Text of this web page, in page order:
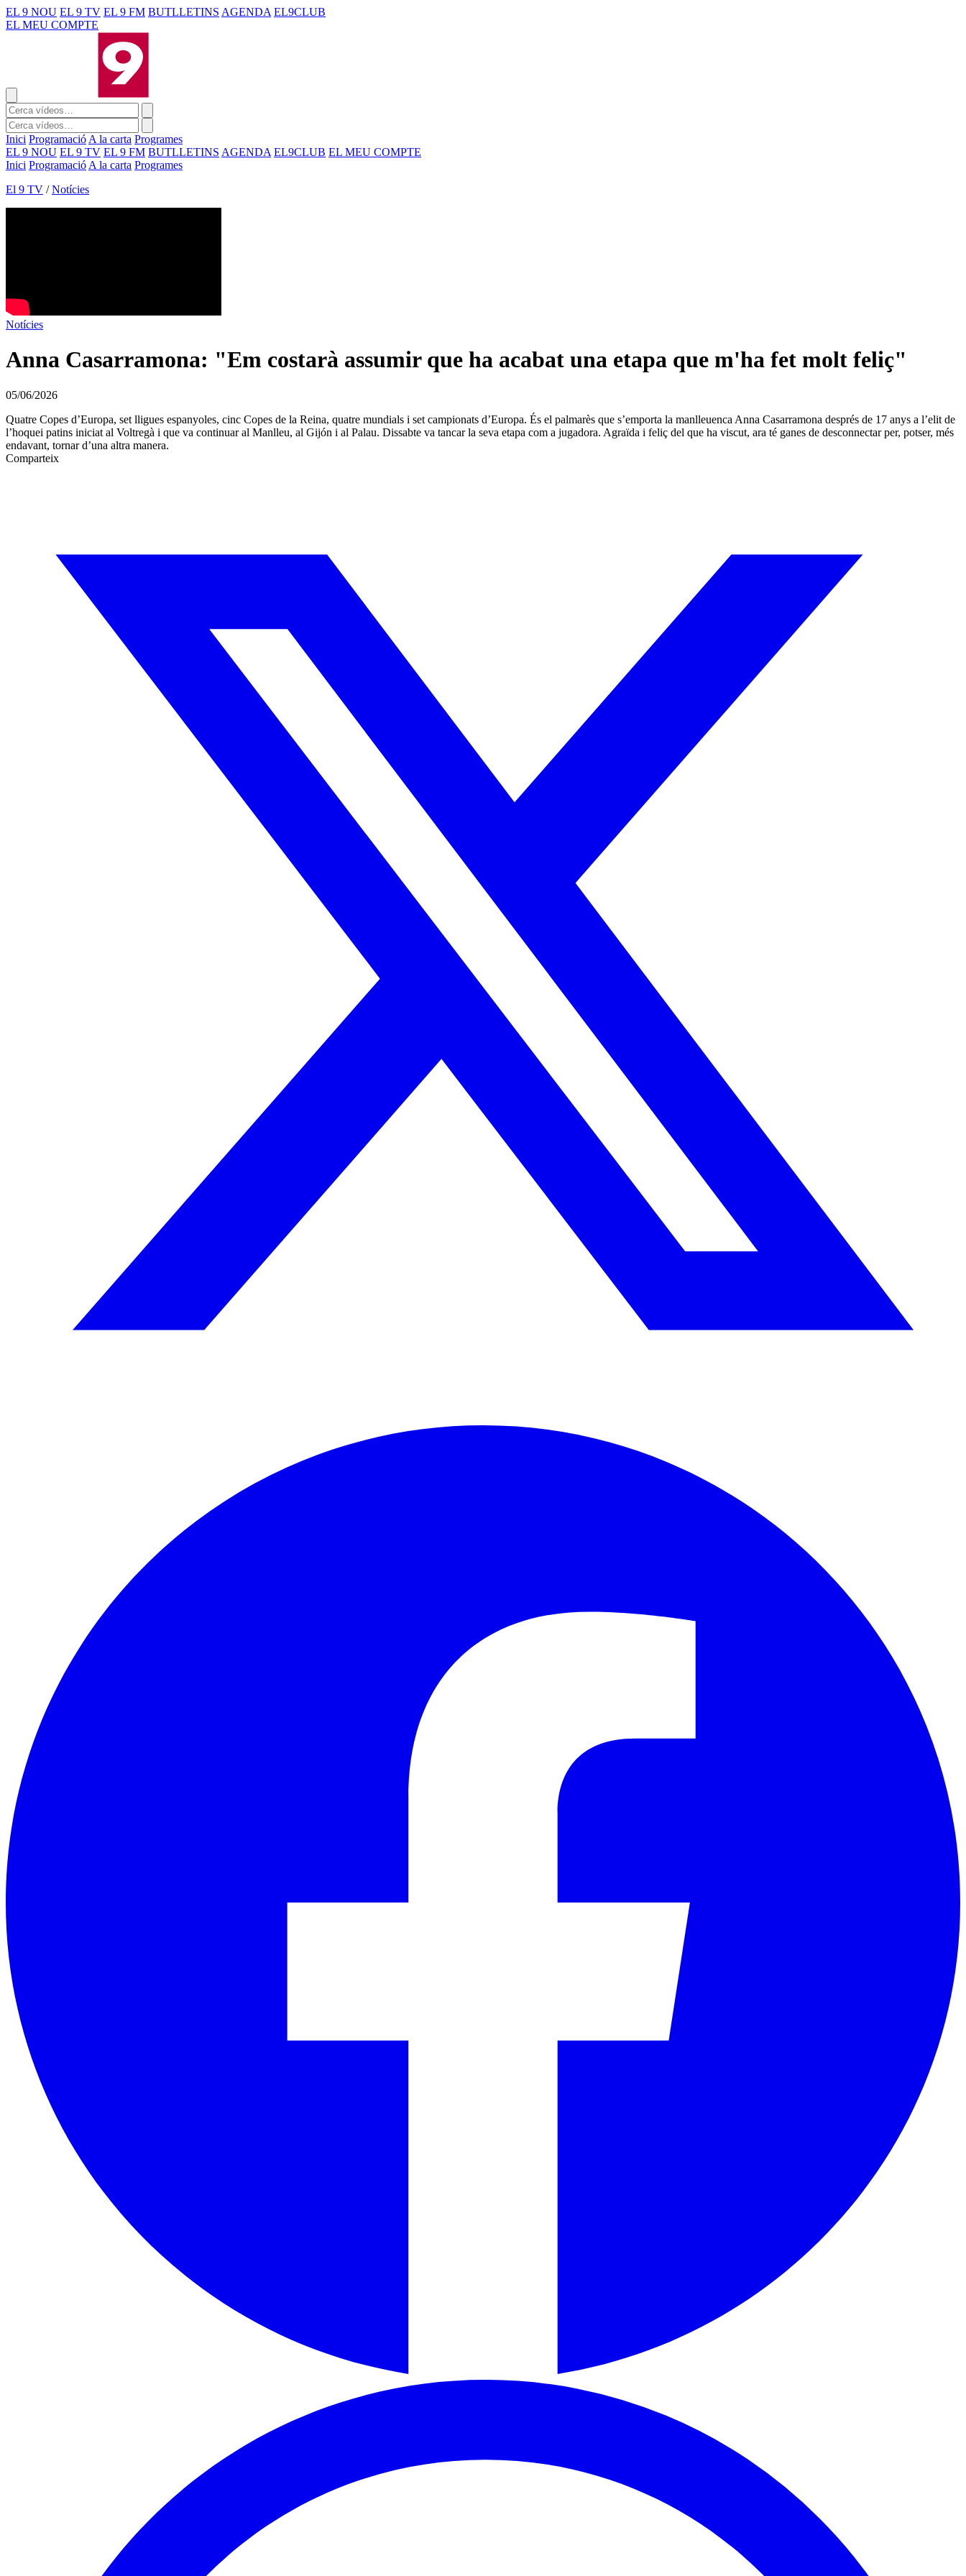
EL 9 NOU EL 9 TV EL 9 FM BUTLLETINS AGENDA EL9CLUB
EL MEU COMPTE
Inici Programació A la carta Programes
EL 9 NOU EL 9 TV EL 9 FM BUTLLETINS AGENDA EL9CLUB EL MEU COMPTE
Inici Programació A la carta Programes
El 9 TV / Notícies
Notícies
Anna Casarramona: "Em costarà assumir que ha acabat una etapa que m'ha fet molt feliç"
05/06/2026
Quatre Copes d’Europa, set lligues espanyoles, cinc Copes de la Reina, quatre mundials i set campionats d’Europa. És el palmarès que s’emporta la manlleuenca Anna Casarramona després de 17 anys a l’elit de
l’hoquei patins iniciat al Voltregà i que va continuar al Manlleu, al Gijón i al Palau. Dissabte va tancar la seva etapa com a jugadora. Agraïda i feliç del que ha viscut, ara té ganes de desconnectar per, potser, més
endavant, tornar d’una altra manera.
Comparteix